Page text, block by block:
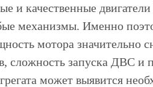
и качественные
механизмы. Именно
мотора значительно
сложность запуска ДВС и
может выявится